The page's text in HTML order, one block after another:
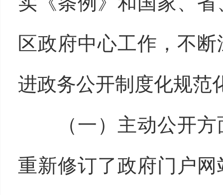
区政府中心工作，不
进政务公开制度化规
（一）主动公开方
重新修订了政府门户